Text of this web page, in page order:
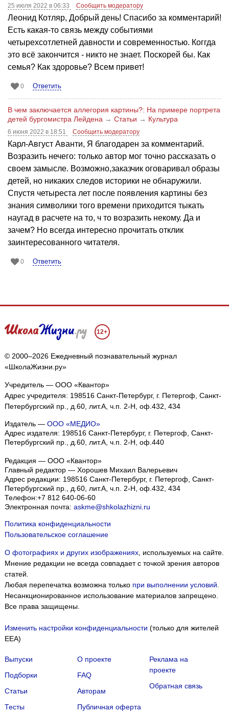
25 июля 2022 в 06:33 Сообщить модератору
Леонид Котляр, Добрый день! Спасибо за комментарий!
Есть какая-то связь между событиями
четырехсотлетней давности и современностью. Коггда
это всё закончится - никто не знает. Поскорей бы. Как
семья? Как здоровье? Всем привет!
0 Ответить
В чем заключается аллегория картины?: На примере портрета
детей бургомистра Лейдена → Статьи → Культура
6 июня 2022 в 18:51 Сообщить модератору
Карл-Август Аванти, Я благодарен за комментарий.
Возразить нечего: только автор мог точно рассказать о
своем замысле. Возможно,заказчик оговаривал образы
детей, но никаких следов историки не обнаружили.
Спустя четыреста лет после появления картины без
знания символики того времени приходится тыкать
наугад в расчете на то, ч то возразить некому. Да и
зачем? Но всегда интересно прочитать отклик
заинтересованного читателя.
0 Ответить
12+
© 2000–2026 Ежедневный познавательный журнал
«ШколаЖизни.ру»
Учредитель — ООО «Квантор»
Адрес учредителя: 198516 Санкт-Петербург, г. Петергоф, Санкт-
Петербургский пр., д.60, лит.А, ч.п. 2-Н, оф.432, 434
Издатель — ООО «МЕДИО»
Адрес издателя: 198516 Санкт-Петербург, г. Петергоф, Санкт-
Петербургский пр., д.60, лит.А, ч.п. 2-Н, оф.440
Редакция — ООО «Квантор»
Главный редактор — Хорошев Михаил Валерьевич
Адрес редакции: 198516 Санкт-Петербург, г. Петергоф Санкт-
Петербургский пр., д.60, лит.А, ч.п. 2-Н, оф.432, 434
Телефон:+7 812 640-06-60
Электронная почта: askme@shkolazhizni.ru
Политика конфиденциальности
Пользовательское соглашение
О фотографиях и других изображениях, используемых на сайте.
Мнение редакции не всегда совпадает с точкой зрения авторов
статей.
Любая перепечатка возможна только при выполнении условий
Несанкционированное использование материалов запрещено.
Все права защищены.
Изменить настройки конфиденциальности (только для жителей
EEA)
Выпуски
Подборки
Статьи
Тесты
О проекте
FAQ
Авторам
Публичная оферта
Реклама на
проекте
Обратная связь